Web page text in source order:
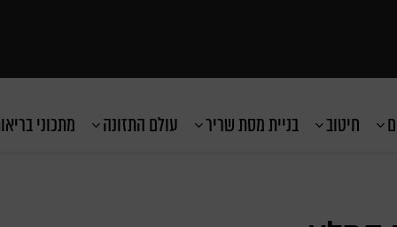
חיטוב בניית מסת שריר עולם התזונה מתכוני